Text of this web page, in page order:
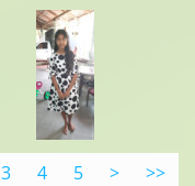
3 4 5 > >>